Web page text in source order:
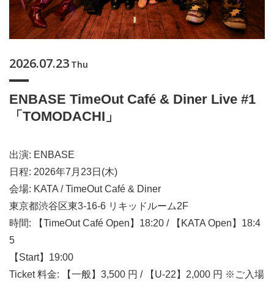
2026.07.23 Thu
ENBASE TimeOut Café & Diner Live #1
「TOMODACHI」
出演: ENBASE
日程: 2026年7月23日(木)
会場: KATA / TimeOut Café & Diner
東京都渋谷区東3-16-6 リキッドルーム2F
時間: 【TimeOut Café Open】18:20 / 【KATA Open】18:4
5
【Start】19:00
Ticket 料金: 【一般】3,500 円 / 【U-22】2,000 円 ※ご入場